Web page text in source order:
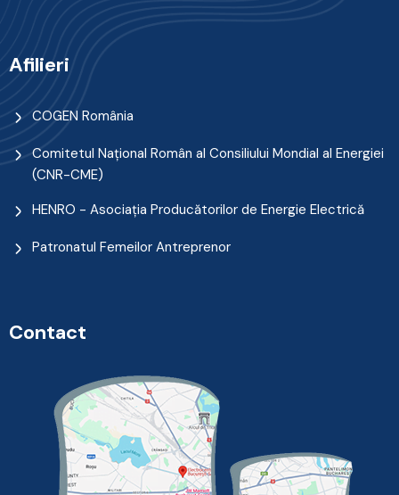
Afilieri
COGEN România
Comitetul Naţional Român al Consiliului Mondial al Energiei
(CNR-CME)
HENRO - Asociația Producătorilor de Energie Electrică
Patronatul Femeilor Antreprenor
Contact